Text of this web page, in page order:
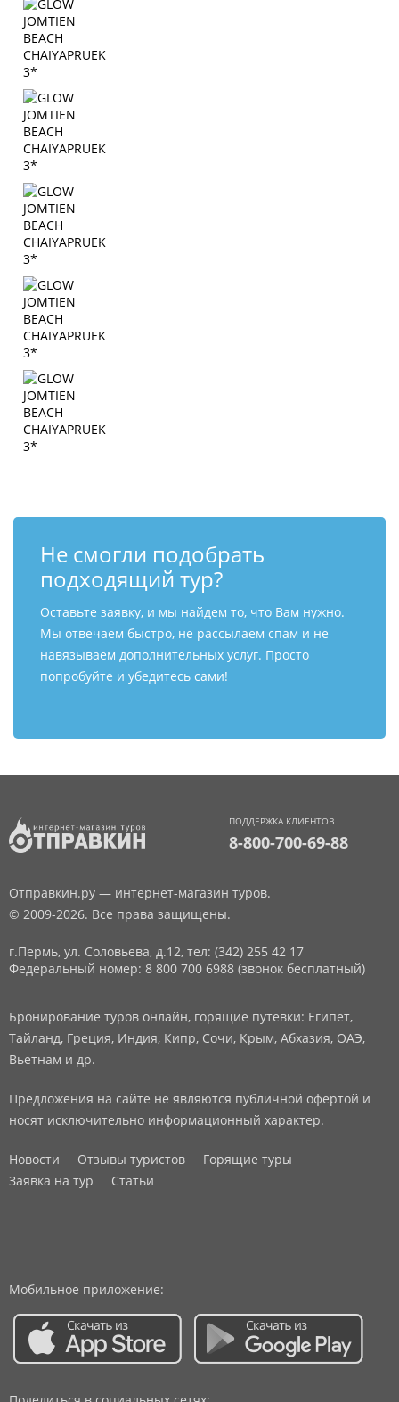
Не смогли подобрать
подходящий тур?
Оставьте заявку, и мы найдем то, что Вам нужно.
Мы отвечаем быстро, не рассылаем спам и не
навязываем дополнительных услуг. Просто
попробуйте и убедитесь сами!
ПОДДЕРЖКА КЛИЕНТОВ
8-800-700-69-88
Отправкин.ру — интернет-магазин туров.
© 2009-2026. Все права защищены.
г.Пермь, ул. Соловьева, д.12, тел: (342) 255 42 17
Федеральный номер: 8 800 700 6988 (звонок бесплатный)
Бронирование туров онлайн, горящие путевки: Египет,
Тайланд, Греция, Индия, Кипр, Сочи, Крым, Абхазия, ОАЭ,
Вьетнам и др.
Предложения на сайте не являются публичной офертой и
носят исключительно информационный характер.
Новости Отзывы туристов
Горящие туры
Заявка на тур
Статьи
Мобильное приложение: